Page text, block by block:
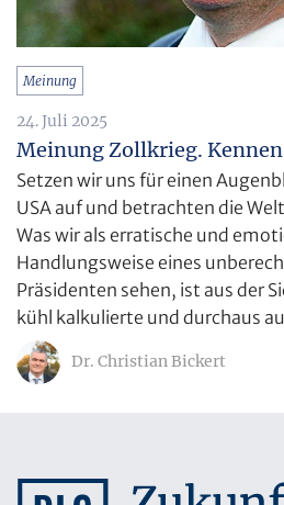
Meinung
24. Juli 2025
Meinung Zollkrieg. Kennen
Setzen wir uns für einen
USA auf und betrachten die
Was wir als erratische und
Handlungsweise eines
Präsidenten sehen, ist aus der
kühl kalkulierte und durchaus
Dr. Christian Bickert